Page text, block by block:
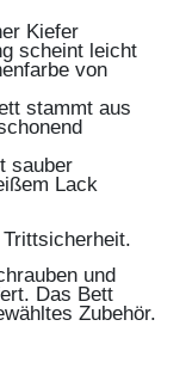
Kiefer
scheint leicht
von
stammt aus
sauber
Lack
und
Das Bett
Zubehör.